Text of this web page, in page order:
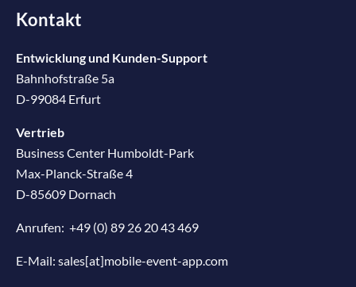
Kontakt
Entwicklung und Kunden-Support
Bahnhofstraße 5a
D-99084 Erfurt
Vertrieb
Business Center Humboldt-Park
Max-Planck-Straße 4
D-85609 Dornach
Anrufen: +49 (0) 89 26 20 43 469
E-Mail: sales[at]mobile-event-app.com